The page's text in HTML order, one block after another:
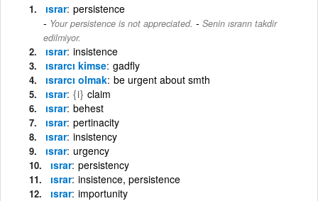
ısrar persistence
Your persistence is not appreciated. - Senin ısrarın takdir
edilmiyor.
ısrar insistence
ısrarcı kimse gadfly
ısrarcı olmak be urgent about smth
ısrar {i} claim
ısrar behest
ısrar pertinacity
ısrar insistency
ısrar urgency
ısrar persistency
ısrar insistence, persistence
ısrar importunity